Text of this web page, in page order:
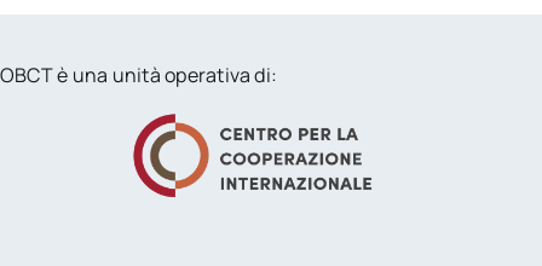
OBCT è una unità operativa di: